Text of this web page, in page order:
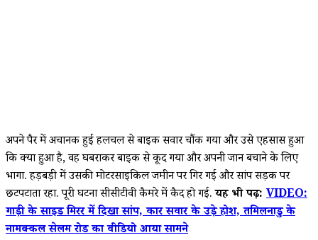
अपने पैर में अचानक हुई हलचल से बाइक सवार चौंक गया और उसे एहसास हुआ
कि क्या हुआ है, वह घबराकर बाइक से कूद गया और अपनी जान बचाने के लिए
भागा. हड़बड़ी में उसकी मोटरसाइकिल जमीन पर गिर गई और सांप सड़क पर
छटपटाता रहा. पूरी घटना सीसीटीवी कैमरे में कैद हो गई.यह भी पढ़ें: VIDEO:
गाड़ी के साइड मिरर में दिखा सांप, कार सवार के उड़े होश, तमिलनाडु के
नामक्कल सेलम रोड का वीडियो आया सामने